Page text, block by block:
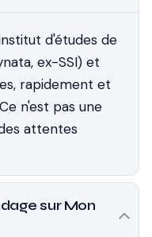
d'études de
ex-SSI) et
rapidement et
n'est pas une
attentes
sur Mon